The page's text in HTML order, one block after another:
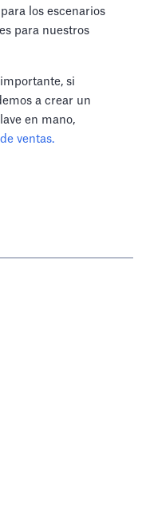
los escenarios
para nuestros
si
a crear un
en mano,
ventas.